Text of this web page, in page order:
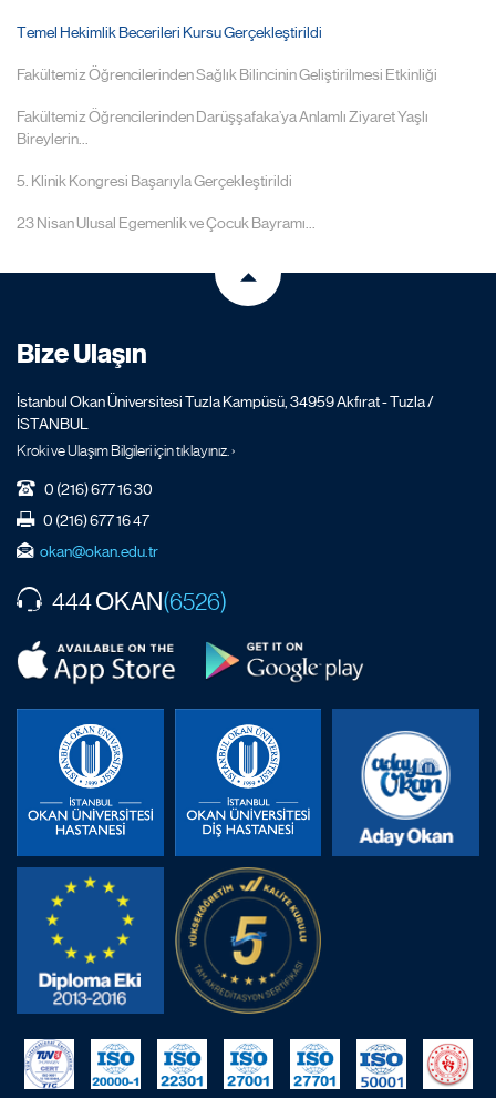
Temel Hekimlik Becerileri Kursu Gerçekleştirildi
Fakültemiz Öğrencilerinden Sağlık Bilincinin Geliştirilmesi Etkinliği
Fakültemiz Öğrencilerinden Darüşşafaka’ya Anlamlı Ziyaret Yaşlı
Bireylerin...
5. Klinik Kongresi Başarıyla Gerçekleştirildi
23 Nisan Ulusal Egemenlik ve Çocuk Bayramı...
Bize Ulaşın
İstanbul Okan Üniversitesi Tuzla Kampüsü, 34959 Akfırat - Tuzla /
İSTANBUL
Kroki ve Ulaşım Bilgileri için tıklayınız. ›
0 (216) 677 16 30
0 (216) 677 16 47
okan@okan.edu.tr
444OKAN(6526)